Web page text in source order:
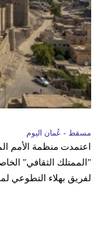
مسقط - عُمان اليوم
اعتمدت منظمة الأمم
"الممتلك الثقافي"
لفريق بهلاء التطوعي